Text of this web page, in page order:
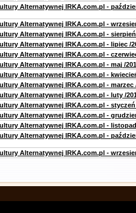
Alternatywnej IRKA.com.pl -
Alternatywnej IRKA.com.pl -
Alternatywnej IRKA.com.pl - sierpień
Alternatywnej IRKA.com.pl - lipiec /
Alternatywnej IRKA.com.pl -
Alternatywnej IRKA.com.pl - maj /
Alternatywnej IRKA.com.pl -
Alternatywnej IRKA.com.pl - marzec
Alternatywnej IRKA.com.pl - luty /
Alternatywnej IRKA.com.pl - styczeń
Alternatywnej IRKA.com.pl -
Alternatywnej IRKA.com.pl - listopad
Alternatywnej IRKA.com.pl -
Alternatywnej IRKA.com.pl -